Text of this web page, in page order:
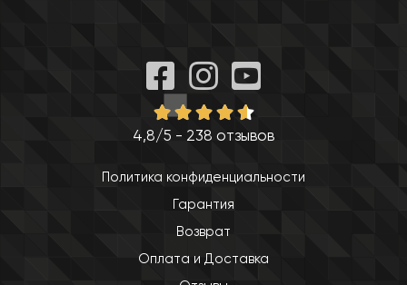
4,8/5 - 238 отзывов
Политика конфиденциальности
Гарантия
Возврат
Оплата и Доставка